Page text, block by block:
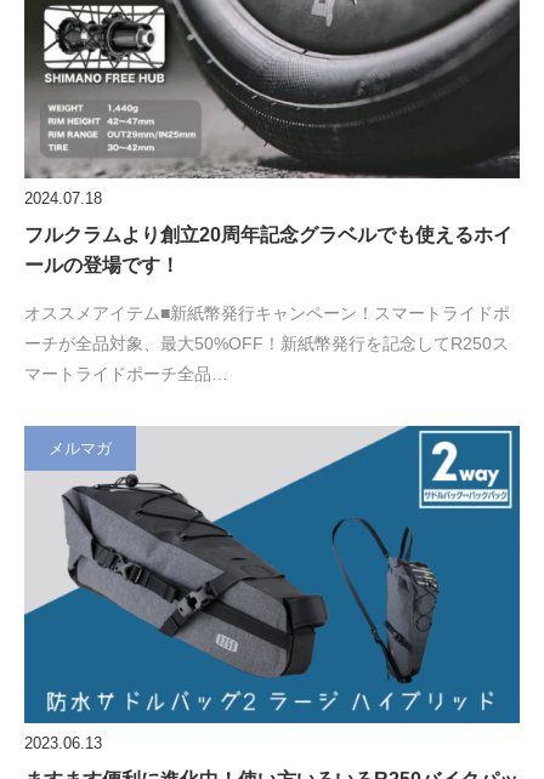
2024.07.18
フルクラムより創立20周年記念グラベルでも使えるホイ
ールの登場です！
オススメアイテム■新紙幣発行キャンペーン！スマートライドポ
ーチが全品対象、最大50%OFF！新紙幣発行を記念してR250ス
マートライドポーチ全品…
メルマガ
2023.06.13